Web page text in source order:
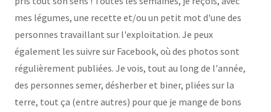
mes légumes, une recette et/ou un petit mot d'une des
personnes travaillant sur l'exploitation. Je peux
également les suivre sur Facebook, où des photos sont
régulièrement publiées. Je vois, tout au long de l'année,
des personnes semer, désherber et biner, pliées sur la
terre, tout ça (entre autres) pour que je mange de bons